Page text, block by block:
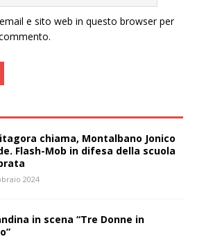
e sito web in questo browser per
chiama, Montalbano Jonico
Flash-Mob in difesa della scuola
2024
in scena “Tre Donne in